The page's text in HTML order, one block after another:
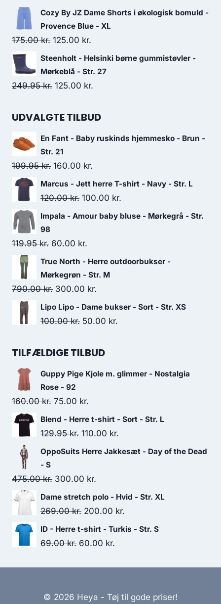
price
was:
100.00 kr..
price
Cozy By JZ Dame Shorts i økologisk bomuld -
Provence Blue - XL
175.00kr. Original
price
was:
175.00 kr..
125.00 kr.
price
is:
125.00 kr..
Steenholt - Helsinki børne gummistøvler -
Mørkeblå - Str. 27
249.95kr. Original
was:
125.00 kr.
is:
UDVALGTE TILBUD
En Fant - Baby ruskinds hjemmesko - Brun -
Str. 21
199.95kr. Original
price
was:
160.00 kr.
price
is:
Marcus - Jett herre T-shirt - Navy - Str. L
120.00kr. Original
price
120.00 kr..
100.00 kr.
price
Impala - Amour baby bluse - Mørkegrå - Str.
98
119.95kr. Original
price
was:
119.95 kr..
60.00 kr.
price
is:
60.00 kr..
True North - Herre outdoorbukser -
Mørkegrøn - Str. M
790.00kr. Original
price
was:
300.00 kr.
price
is:
Lipo Lipo - Dame bukser - Sort - Str. XS
100.00kr. Original
was:
50.00 kr.
TILFÆLDIGE TILBUD
Guppy Pige Kjole m. glimmer - Nostalgia
Rose - 92
160.00kr. Original
price
was:
75.00 kr.
price
is:
Blend - Herre t-shirt - Sort - Str. L
129.95kr. Original
price
129.95 kr..
110.00 kr.
price
OppoSuits Herre Jakkesæt - Day of the Dead
- S
475.00kr. Original
price
was:
300.00 kr.
price
is:
Dame stretch polo - Hvid - Str. XL
269.00kr. Original
price
was:
200.00 kr.
price
ID - Herre t-shirt - Turkis - Str. S
69.00kr. Original
60.00 kr.
© 2026 Heya - Tøj til gode priser!